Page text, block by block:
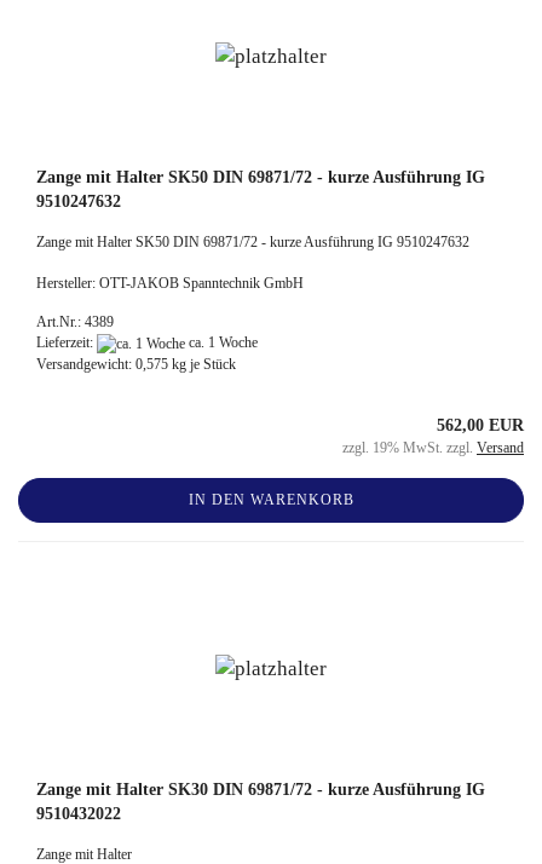
Zange mit Halter SK50 DIN 69871/72 - kurze Ausführung IG
9510247632
Zange mit Halter SK50 DIN 69871/72 - kurze Ausführung IG 9510247632
Hersteller: OTT-JAKOB Spanntechnik GmbH
Art.Nr.: 4389
Lieferzeit:
ca. 1 Woche
Versandgewicht: 0,575 kg je Stück
562,00 EUR
zzgl. 19% MwSt. zzgl. Versand
IN DEN WARENKORB
Zange mit Halter SK30 DIN 69871/72 - kurze Ausführung IG
9510432022
Zange mit Halter